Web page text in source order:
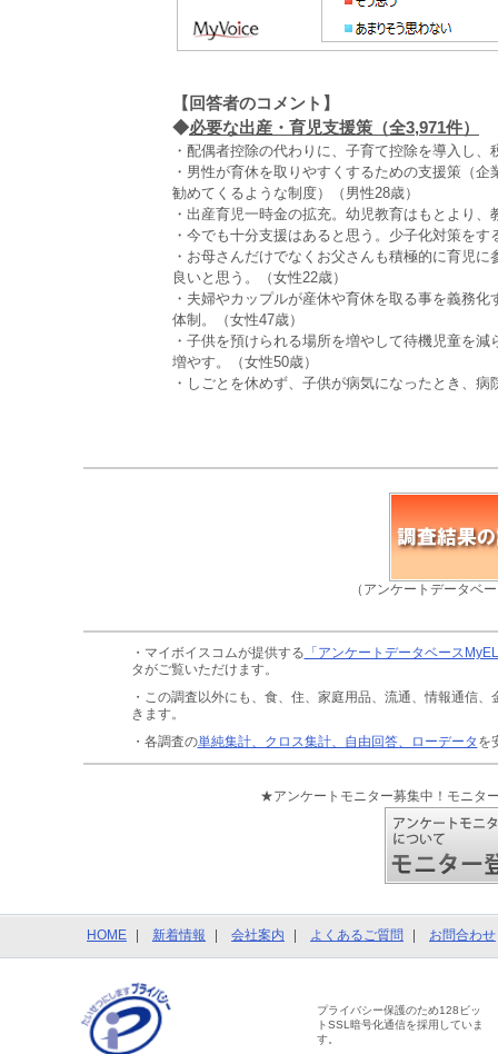
【回答者のコメント】
◆必要な出産・育児支援策（全3,971件）
・配偶者控除の代わりに、子育て控除を導入し
・男性が育休を取りやすくするための支援策（
勧めてくるような制度）（男性28歳）
・出産育児一時金の拡充。幼児教育はもとより
・今でも十分支援はあると思う。少子化対策を
・お母さんだけでなくお父さんも積極的に育児
良いと思う。（女性22歳）
・夫婦やカップルが産休や育休を取る事を義務
体制。（女性47歳）
・子供を預けられる場所を増やして待機児童を
増やす。（女性50歳）
・しごとを休めず、子供が病気になったとき、
（アンケートデータベ
・マイボイスコムが提供する 「アンケートデータベース
タがご覧いただけます。
・この調査以外にも、食、住、家庭用品、流通、情報通信、
きます。
・各調査の単純集計、クロス集計、自由回答、ローデータ を
★アンケートモニター募集中！モニタ
HOME 新着情報 会社案内 よくあるご質問 お問合わせ
プライバシー保護のため128ビッ
トSSL暗号化通信を採用していま
す。